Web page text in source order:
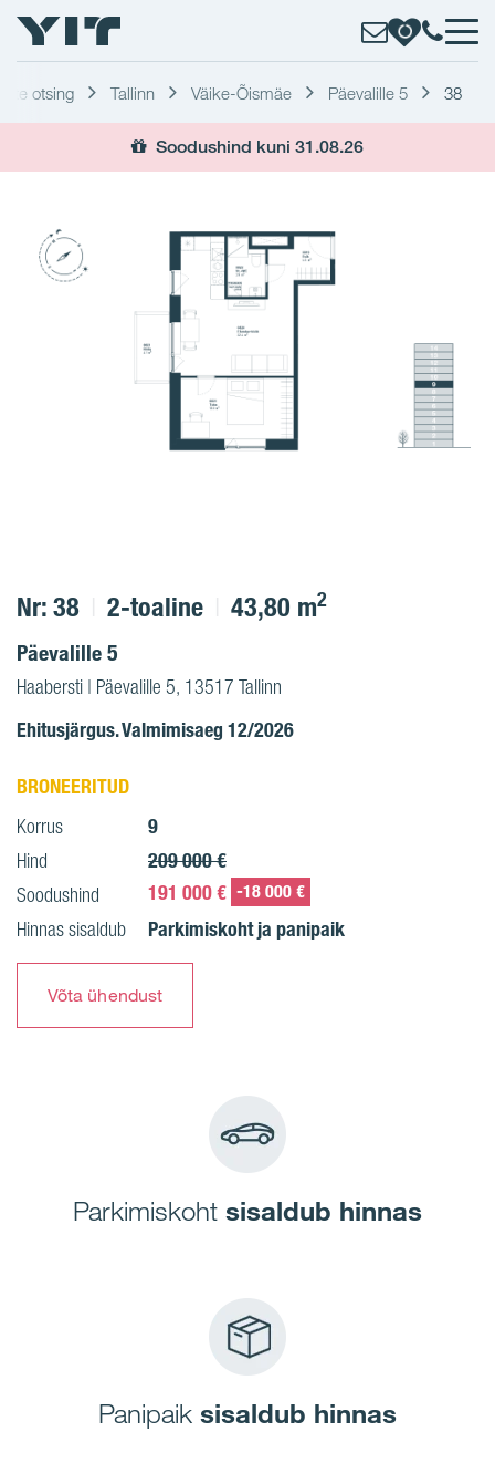
otsing Tallinn Väike-Õismäe Päevalille 5 38
Soodushind kuni 31.08.26
Nr: 38 2-toaline 43,80 m2
Päevalille 5
Haabersti | Päevalille 5, 13517 Tallinn
Ehitusjärgus. Valmimisaeg 12/2026
BRONEERITUD
Korrus 9
Hind 209 000 €
Soodushind 191 000 € -18 000 €
Hinnas sisaldub Parkimiskoht ja panipaik
Võta ühendust
Parkimiskoht sisaldub hinnas
Panipaik sisaldub hinnas